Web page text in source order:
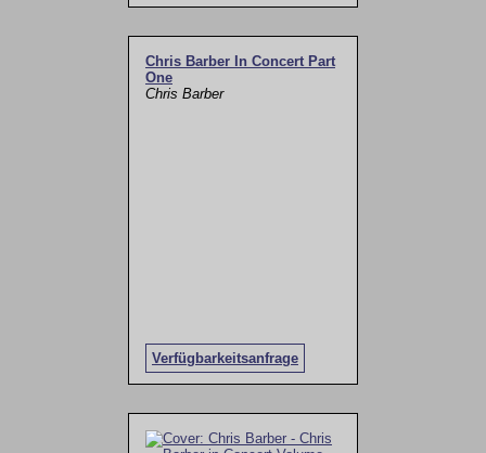
Chris Barber In Concert Part
One
Chris Barber
Verfügbarkeitsanfrage